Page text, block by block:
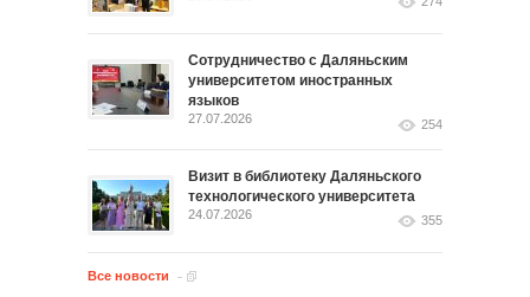
Сотрудничество с Даляньским
университетом иностранных
языков
27.07.2026 254
Визит в библиотеку Даляньского
технологического университета
24.07.2026 355
Все новости